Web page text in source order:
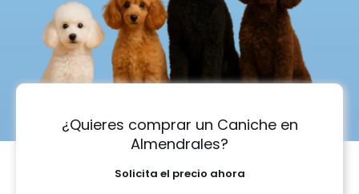
¿Quieres comprar un Caniche en
Almendrales?
Solicita el precio ahora